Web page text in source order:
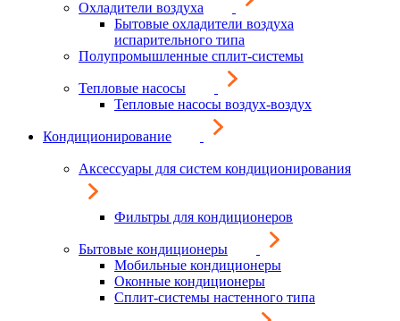
Охладители воздуха
Бытовые охладители воздуха
испарительного типа
Полупромышленные сплит-системы
Тепловые насосы
Тепловые насосы воздух-воздух
Кондиционирование
Аксессуары для систем кондиционирования
Фильтры для кондиционеров
Бытовые кондиционеры
Мобильные кондиционеры
Оконные кондиционеры
Сплит-системы настенного типа